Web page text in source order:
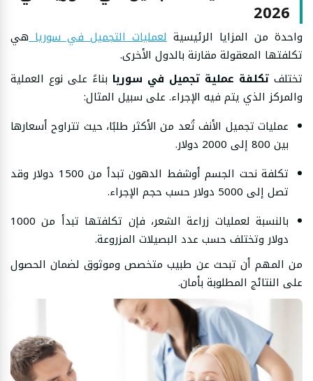
2026
واحدة من المزايا الرئيسية لعمليات التجميل في سورياهي
تكلفتها المعقولة مقارنة بالدول الأخرى.
تختلف تكلفة عملية تجميل في سوريا بناءً على نوع العملية
والمركز الذي يتم فيه الإجراء. على سبيل المثال:
عمليات تجميل الأنف تُعد من الأكثر طلبًا، حيث تتراوح أسعارها
بين 800 إلى 2000 دولار.
تكلفة نحت الجسم أوشفط الدهون تبدأ من 1500 دولار وقد
تصل إلى 5000 دولار حسب حجم الإجراء.
بالنسبة لعمليات زراعة الشعر، فإن تكلفتها تبدأ من 1000
دولار وتختلف حسب عدد البصيلات المزروعة.
من المهم أن تبحث عن طبيب متخصص وموثوق لضمان الحصول
على النتائج المطلوبة بأمان.